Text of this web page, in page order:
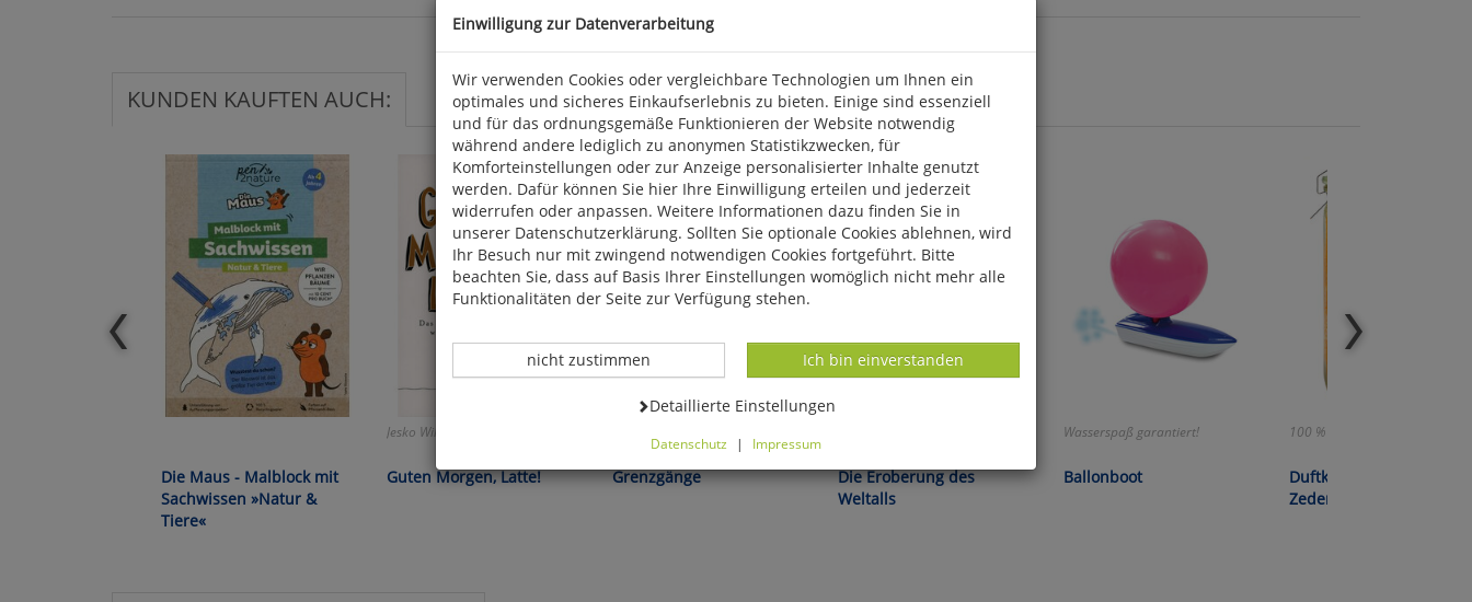
KUNDEN KAUFTEN AUCH:
Die Maus - Malblock mit
Sachwissen »Natur &
Tiere«
Jesko Wilke:
Guten Morgen, Latte! Grenzgänge
Die Eroberung des
Weltalls
Wasserspaß garantiert!
Ballonboot
100 % Natur!
Duftkerze »Orange
Zedernholz«
Einwilligung zur Datenverarbeitung
Wir verwenden Cookies oder vergleichbare Technologien um Ihnen ein
optimales und sicheres Einkaufserlebnis zu bieten. Einige sind essenziell
und für das ordnungsgemäße Funktionieren der Website notwendig
während andere lediglich zu anonymen Statistikzwecken, für
Komforteinstellungen oder zur Anzeige personalisierter Inhalte genutzt
werden. Dafür können Sie hier Ihre Einwilligung erteilen und jederzeit
widerrufen oder anpassen. Weitere Informationen dazu finden Sie in
unserer Datenschutzerklärung. Sollten Sie optionale Cookies ablehnen, wird
Ihr Besuch nur mit zwingend notwendigen Cookies fortgeführt. Bitte
beachten Sie, dass auf Basis Ihrer Einstellungen womöglich nicht mehr alle
Funktionalitäten der Seite zur Verfügung stehen.
Datenverarbeitung -
Ich bin einverstanden
Datenverarbeitung -
nicht zustimmen
Datenverarbeitung -
Detaillierte Einstellungen
Datenschutz | Impressum
Cookies ablehnen, wird Ihr Besuch nur mit zwingend notwendigen Cookies
fortgeführt. Bitte beachten Sie, dass auf Basis Ihrer Einstellungen womöglich